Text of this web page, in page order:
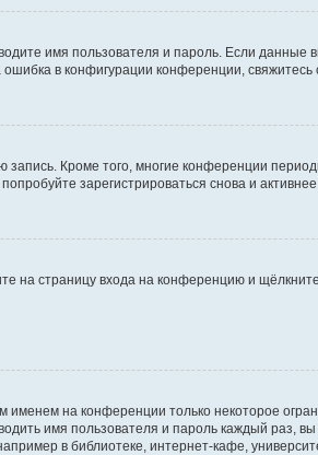
имя пользователя и пароль. Если
в конфигурации конференции,
Кроме того, многие конференции
зарегистрироваться снова и активнее
на страницу входа на конференцию и
именем на конференции только некоторое
имя пользователя и пароль каждый раз,
в библиотеке, интернет-кафе,